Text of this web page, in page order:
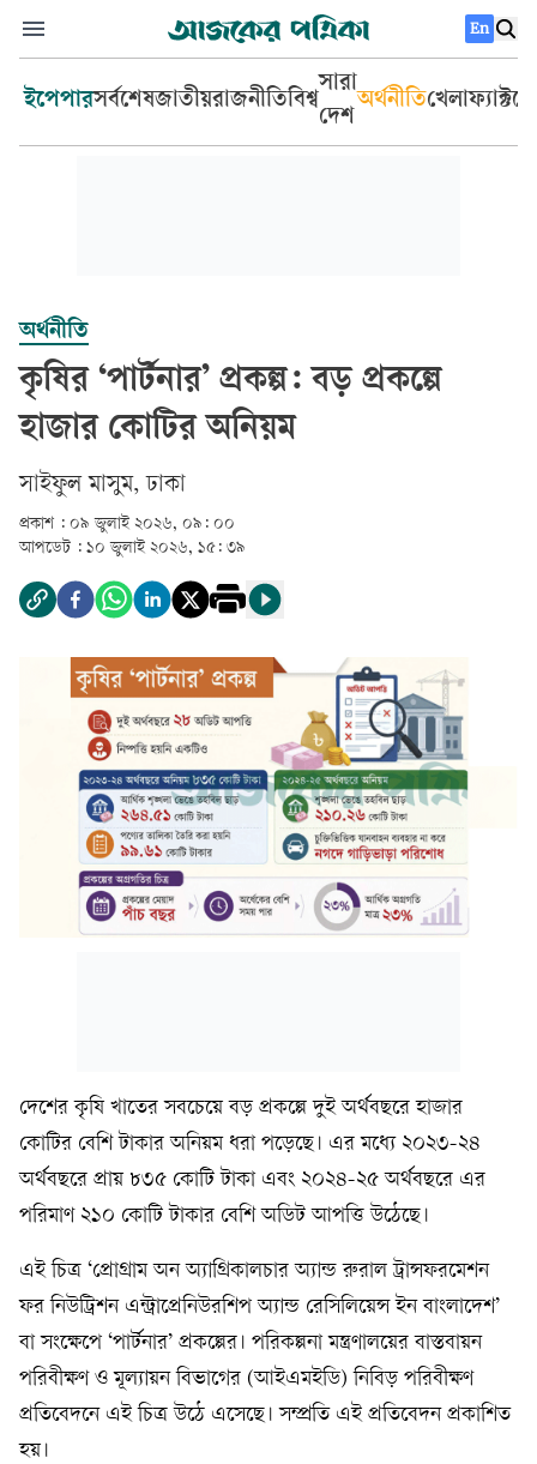
En
ইপেপারসর্বশেষজাতীয়রাজনীতিবিশ্ব
সারা
দেশ
অর্থনীতিখেলা
অর্থনীতি
কৃষির ‘পার্টনার’ প্রকল্প: বড় প্রকল্পে
হাজার কোটির অনিয়ম
সাইফুল মাসুম, ঢাকা
প্রকাশ : ০৯ জুলাই ২০২৬, ০৯: ০০
আপডেট : ১০ জুলাই ২০২৬, ১৫: ৩৯
দেশের কৃষি খাতের সবচেয়ে বড় প্রকল্পে দুই অর্থবছরে হাজার
কোটির বেশি টাকার অনিয়ম ধরা পড়েছে। এর মধ্যে ২০২৩-২৪
অর্থবছরে প্রায় ৮৩৫ কোটি টাকা এবং ২০২৪-২৫ অর্থবছরে এর
পরিমাণ ২১০ কোটি টাকার বেশি অডিট আপত্তি উঠেছে।
এই চিত্র ‘প্রোগ্রাম অন অ্যাগ্রিকালচার অ্যান্ড রুরাল ট্রান্সফরমেশন
ফর নিউট্রিশন এন্ট্রাপ্রেনিউরশিপ অ্যান্ড রেসিলিয়েন্স ইন বাংলাদেশ’
বা সংক্ষেপে ‘পার্টনার’ প্রকল্পের। পরিকল্পনা মন্ত্রণালয়ের বাস্তবায়ন
পরিবীক্ষণ ও মূল্যায়ন বিভাগের (আইএমইডি) নিবিড় পরিবীক্ষণ
প্রতিবেদনে এই চিত্র উঠে এসেছে। সম্প্রতি এই প্রতিবেদন প্রকাশিত
হয়।